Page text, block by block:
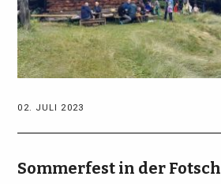
02. JULI 2023
Sommerfest in der Fotsch